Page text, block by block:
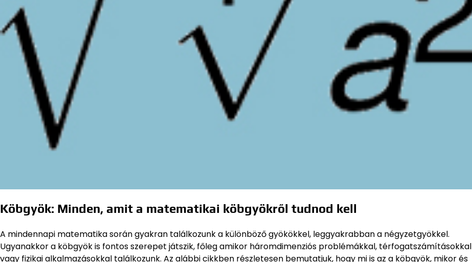
Köbgyök: Minden, amit a matematikai köbgyökről tudnod kell
A mindennapi matematika során gyakran találkozunk a különböző gyökökkel, leggyakrabban a négyzetgyökkel.
Ugyanakkor a köbgyök is fontos szerepet játszik, főleg amikor háromdimenziós problémákkal, térfogatszámításokkal
vagy fizikai alkalmazásokkal találkozunk. Az alábbi cikkben részletesen bemutatjuk, hogy mi is az a köbgyök, mikor és